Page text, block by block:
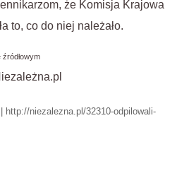
że Komisja Krajowa
to, co do niej należało.
http://niezalezna.pl/32310-odpilowali-